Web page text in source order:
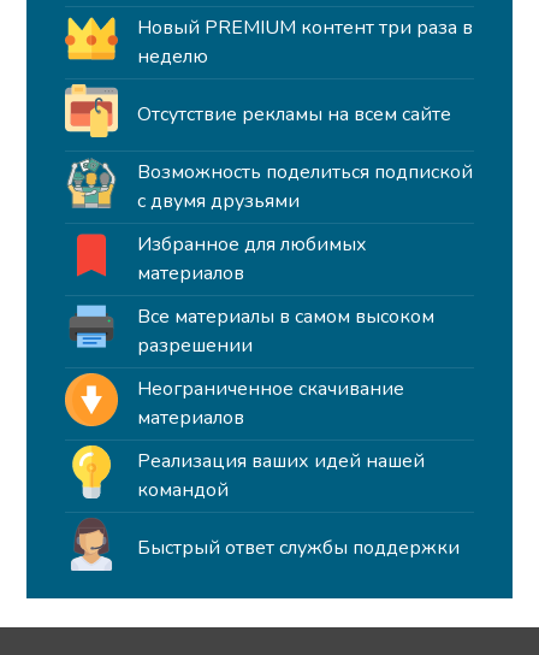
Новый PREMIUM контент три раза в
неделю
Отсутствие рекламы на всем сайте
Возможность поделиться подпиской
с двумя друзьями
Избранное для любимых
материалов
Все материалы в самом высоком
разрешении
Неограниченное скачивание
материалов
Реализация ваших идей нашей
командой
Быстрый ответ службы поддержки